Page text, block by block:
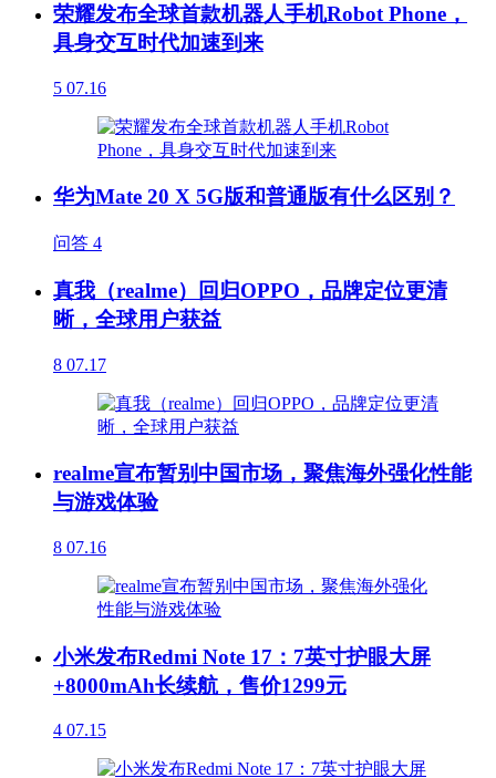
荣耀发布全球首款机器人手机Robot Phone，
具身交互时代加速到来
5 07.16
华为Mate 20 X 5G版和普通版有什么区别？
问答 4
真我（realme）回归OPPO，品牌定位更清
晰，全球用户获益
8 07.17
realme宣布暂别中国市场，聚焦海外强化性能
与游戏体验
8 07.16
小米发布Redmi Note 17：7英寸护眼大屏
+8000mAh长续航，售价1299元
4 07.15